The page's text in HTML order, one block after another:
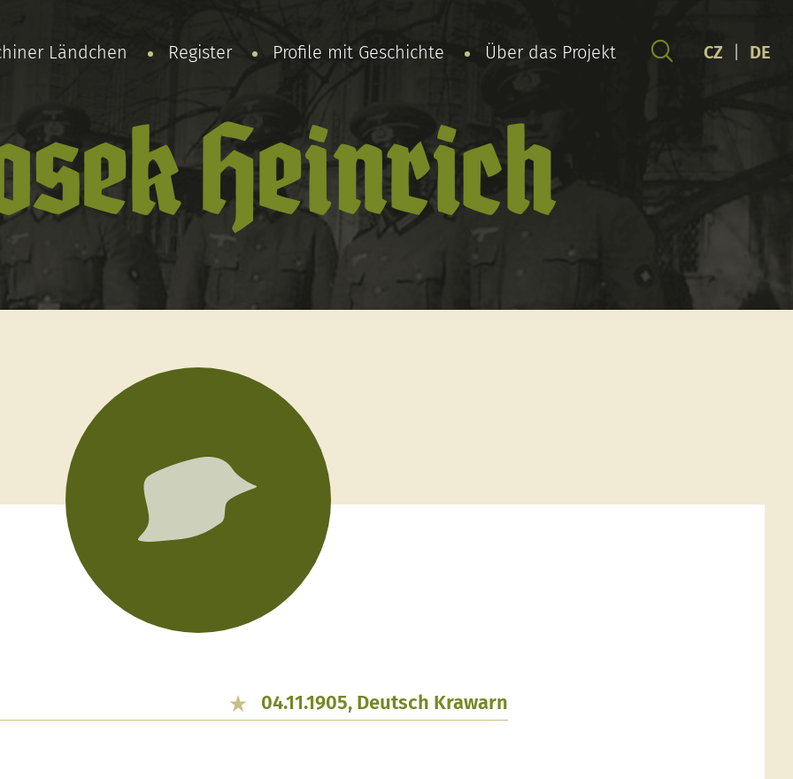
Ländchen Register Profile mit Geschichte Über das Projekt CZ DE
Heinrich
04.11.1905, Deutsch Krawarn